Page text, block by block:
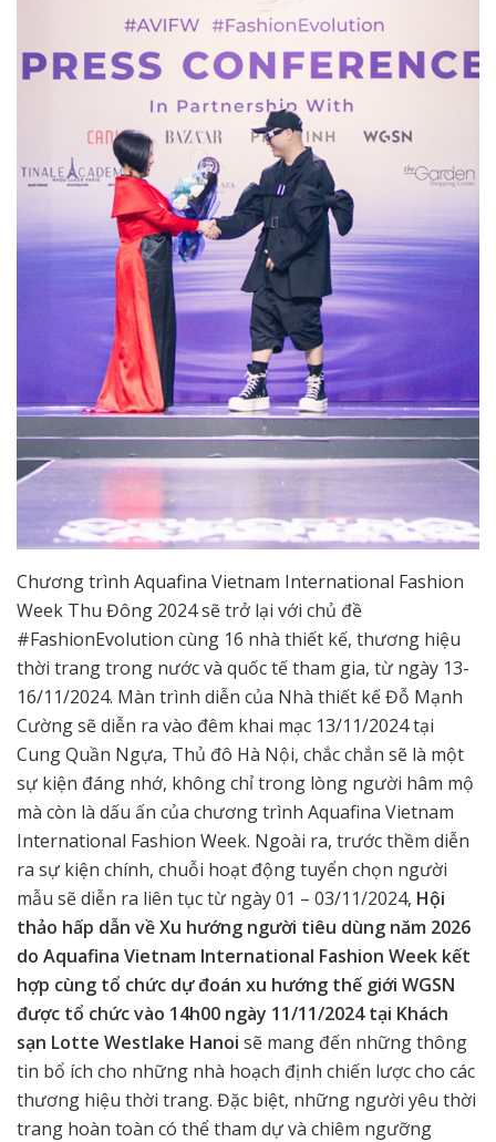
Chương trình Aquafina Vietnam International Fashion
Week Thu Đông 2024 sẽ trở lại với chủ đề
#FashionEvolution cùng 16 nhà thiết kế, thương hiệu
thời trang trong nước và quốc tế tham gia, từ ngày 13-
16/11/2024. Màn trình diễn của Nhà thiết kế Đỗ Mạnh
Cường sẽ diễn ra vào đêm khai mạc 13/11/2024 tại
Cung Quần Ngựa, Thủ đô Hà Nội, chắc chắn sẽ là một
sự kiện đáng nhớ, không chỉ trong lòng người hâm mộ
mà còn là dấu ấn của chương trình Aquafina Vietnam
International Fashion Week. Ngoài ra, trước thềm diễn
ra sự kiện chính, chuỗi hoạt động tuyển chọn người
mẫu sẽ diễn ra liên tục từ ngày 01 – 03/11/2024, Hội
thảo hấp dẫn về Xu hướng người tiêu dùng năm 2026
do Aquafina Vietnam International Fashion Week kết
hợp cùng tổ chức dự đoán xu hướng thế giới WGSN
được tổ chức vào 14h00 ngày 11/11/2024 tại Khách
sạn Lotte Westlake Hanoi sẽ mang đến những thông
tin bổ ích cho những nhà hoạch định chiến lược cho các
thương hiệu thời trang. Đặc biệt, những người yêu thời
trang hoàn toàn có thể tham dự và chiêm ngưỡng